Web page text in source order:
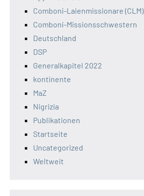
Comboni-Laienmissionare (CLM)
Comboni-Missionsschwestern
Deutschland
DSP
Generalkapitel 2022
kontinente
MaZ
Nigrizia
Publikationen
Startseite
Uncategorized
Weltweit